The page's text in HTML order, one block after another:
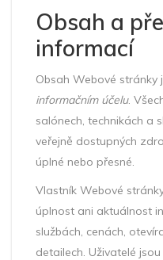
Obsah a
informací
Obsah Webové
informačním účelu.
salónech, technikách a
veřejně dostupných
úplné nebo přesné.
Vlastník Webové
úplnost ani aktuálnost
službách, cenách,
detailech. Uživatelé